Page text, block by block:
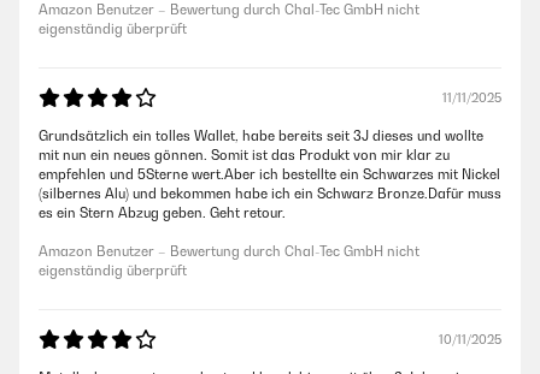
Amazon Benutzer – Bewertung durch Chal-Tec GmbH nicht
eigenständig überprüft
11/11/2025
Grundsätzlich ein tolles Wallet, habe bereits seit 3J dieses und wollte
mit nun ein neues gönnen. Somit ist das Produkt von mir klar zu
empfehlen und 5Sterne wert.Aber ich bestellte ein Schwarzes mit Nickel
(silbernes Alu) und bekommen habe ich ein Schwarz Bronze.Dafür muss
es ein Stern Abzug geben. Geht retour.
Amazon Benutzer – Bewertung durch Chal-Tec GmbH nicht
eigenständig überprüft
10/11/2025